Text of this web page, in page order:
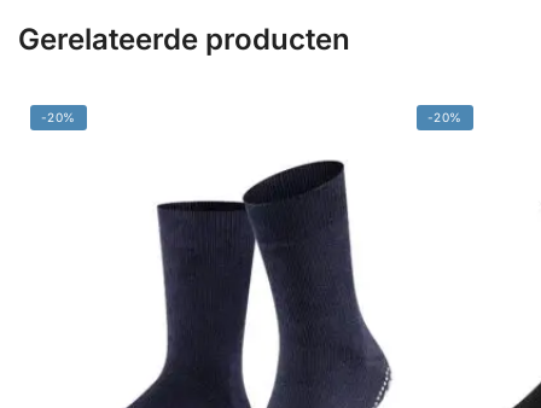
Gerelateerde producten
-20% -20%